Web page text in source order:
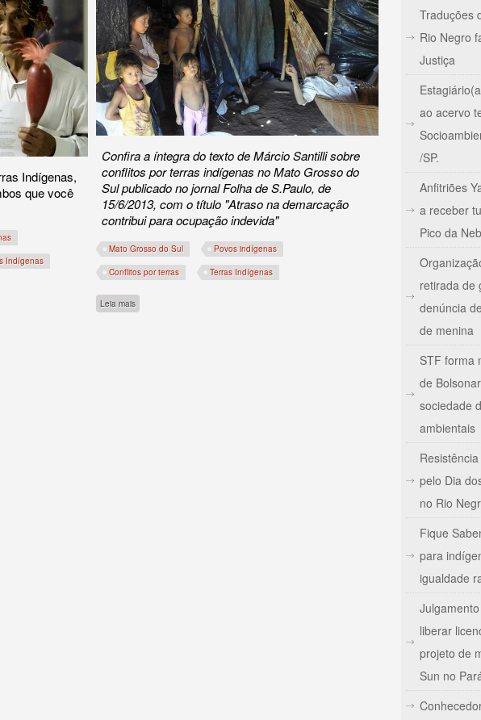
Indígenas,
que você
Indígenas
mosaico na Caatinga e Justiça a favor de quilombolas. Perdeu? Fique sabendo!
Confira a íntegra do texto de Márcio Santilli sobre
conflitos por terras indígenas no Mato Grosso do
Sul publicado no jornal Folha de S.Paulo, de
15/6/2013, com o título "Atraso na demarcação
contribui para ocupação indevida"
Mato Grosso do Sul Povos indígenas
Conflitos por terras Terras Indígenas
Leia mais sobre Solução de conflitos em MS depende da demarcação de terras com indenização
Traduções
Rio Negro
Justiça
ao acervo
/SP.
Anfitriões
a receber
Pico da
retirada de
denúncia
de menina
STF forma
de
sociedade
ambientais
pelo Dia
no Rio
Fique
para
igualdade
liberar
projeto de
Sun no